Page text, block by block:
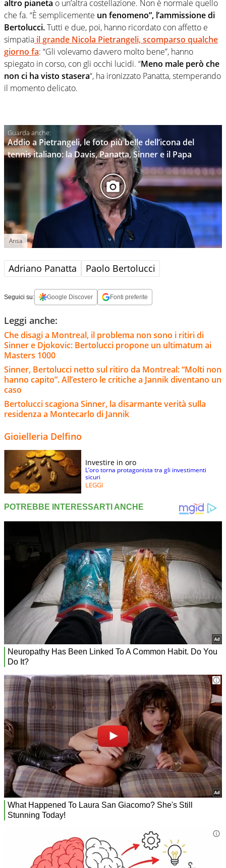
altro pianeta o un’altra costellazione. Non è normale quello
che fa. “È semplicemente un fenomeno”, l’ammissione di
Bertolucci.Tutti e due, poi, hanno ricordato con affetto e
simpatia il grande Nicola Pietrangeli, scomparso qualche
giorno fa: “Gli volevamo davvero molto bene”, hanno
spiegato in corso, con gli occhi lucidi. “Meno male però che
non ci ha visto stasera“, ha ironizzato Panatta, stemperando
il momento delicato.
Addio a Pietrangeli, le foto più belle dell’icona del
tennis italiano: la Davis, Panatta, Sinner e il Papa
Ansa
Adriano Panatta Paolo Bertolucci
Seguici su: Google Discover Fonti preferite
Leggi anche:
Che disagi a Montreal, il problema non sono i ritiri di
Sinner e Djokovic: Bertolucci propone un ultimatum ai
Masters 1000
Sinner, Bertolucci netto sul ritiro da Montreal: “Molti non
hanno capito”. All’estero le critiche a Jannik diventano un
caso
Bertolucci scagiona Sinner, la disarmante verità sulla
residenza a Montecarlo di Jannik
Gioielleria Delfino
Investire in oro
L’oro torna protagonista tra gli investimenti
sicuri
LEGGI